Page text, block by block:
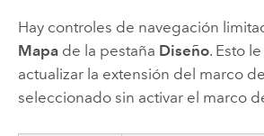
Hay controles de navegación
Mapade la pestaña Diseño. Esto
actualizar la extensión del marco
seleccionado sin activar el marco